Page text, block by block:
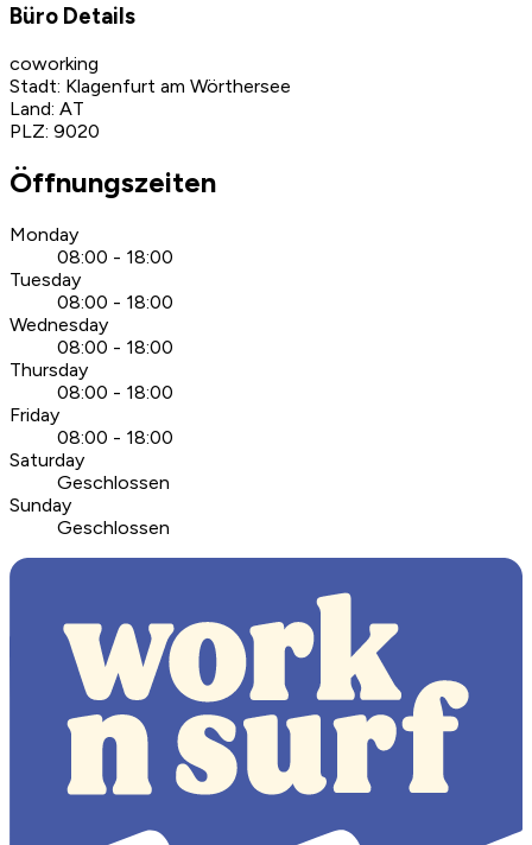
Büro Details
coworking
Stadt: Klagenfurt am Wörthersee
Land: AT
PLZ: 9020
Öffnungszeiten
Monday
08:00 - 18:00
Tuesday
08:00 - 18:00
Wednesday
08:00 - 18:00
Thursday
08:00 - 18:00
Friday
08:00 - 18:00
Saturday
Geschlossen
Sunday
Geschlossen